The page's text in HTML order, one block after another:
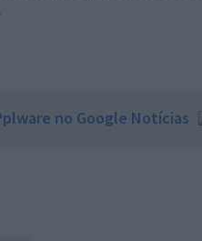
no Google Notícias